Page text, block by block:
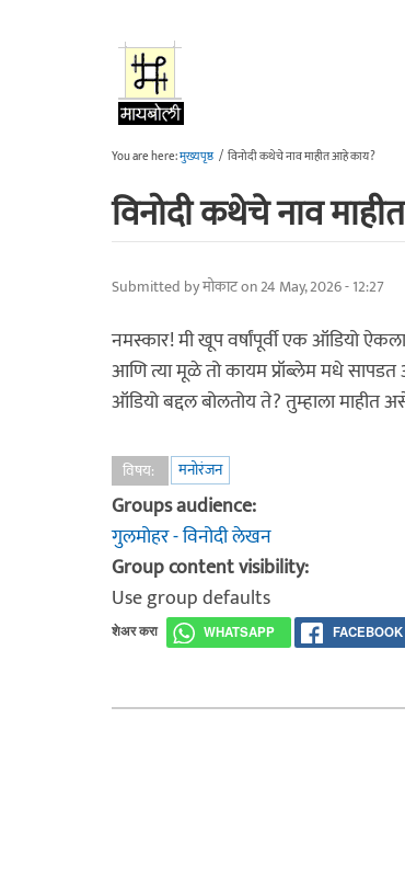
You are here:मुख्यपृष्ठ / विनोदी कथेचे नाव माहीत आहे काय?
विनोदी कथेचे नाव
Submitted byमोकाटon 24 May, 2026 - 12:27
नमस्कार! मी खूप वर्षांपूर्वी एक ऑडियो
आणि त्या मूळे तो कायम प्रॉब्लेम मधे
ऑडियो बद्दल बोलतोय ते? तुम्हाला माहीत
विषय: मनोरंजन
Groups audience:
गुलमोहर - विनोदी लेखन
Group content visibility:
Use group defaults
शेअर करा WHATSAPP FACEBOOK